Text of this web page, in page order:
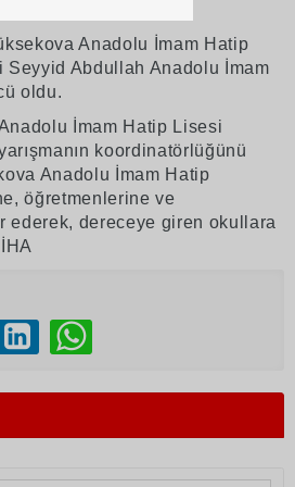
Anadolu İmam Hatip
Abdullah Anadolu İmam
oldu.
İmam Hatip Lisesi
koordinatörlüğünü
Anadolu İmam Hatip
öğretmenlerine ve
ederek, dereceye giren okullara